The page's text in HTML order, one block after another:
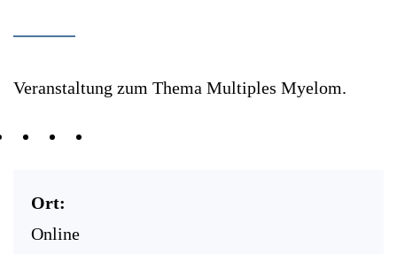
Veranstaltung zum Thema Multiples Myelom.
Ort:
Online